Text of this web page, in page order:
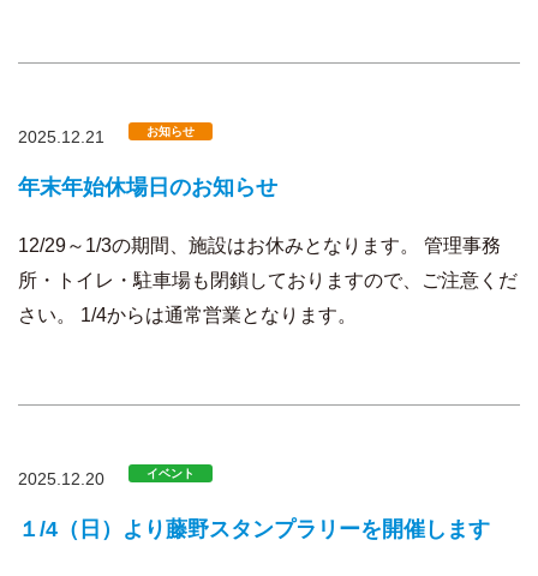
2025.12.21 お知らせ
年末年始休場日のお知らせ
12/29～1/3の期間、施設はお休みとなります。 管理事務
所・トイレ・駐車場も閉鎖しておりますので、ご注意くだ
さい。 1/4からは通常営業となります。
2025.12.20 イベント
１/4（日）より藤野スタンプラリーを開催します